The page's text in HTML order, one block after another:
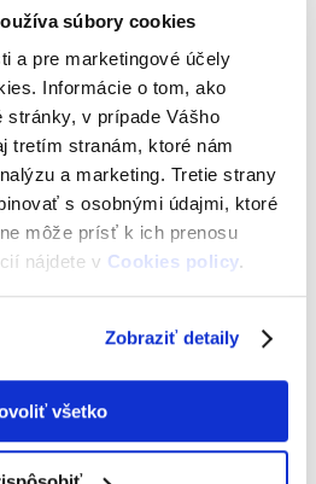
súbory cookies
a pre marketingové účely
Informácie o tom, ako
stránky, v prípade Vášho
tretím stranám, ktoré nám
a marketing. Tretie strany
s osobnými údajmi, ktoré
môže prísť k ich prenosu
nájdete v Cookies policy.
Zobraziť detaily
všetko
ktoré prepravujú tovar do
vrátane tých, ktoré odkladajú
informácie vrátane odkazu na
v elektronickej verzii
Získanie čísla EORI môže trvať
cca 5 – 10 minút. Podniky
ako platcovia DPH mali
by ste mali pred podaním žiadosti
majú.
Väčšina podnikov, ktoré v
Operators – FPO), zasielateľov
Brokers
), aby
pomôcť nájsť informácie
a pomôcť predložiť požadované
ku systémom HMRC.